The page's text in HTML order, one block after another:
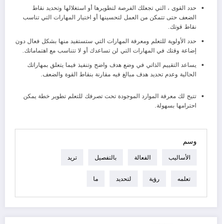
حدد القوى ، التي تجعلك الفرصة لتطويرها أو استغلالها وتحديد نقاط
الضعف حتى تتمكن من العمل لتحسينها أو اختيار المهارات التي تناسب
نقاط قوتك.
حدد الأولوية للتعلم ومعرفة المهارات التي ستستفيد منها بشكل فعال دون
إضاعة وقتك في المهارات التي لن تساعدك أو لا تتناسب مع اهتماماتك.
يساعد التقييم الذاتي في وضع هدف واضح وتنفيذ فيما يتعلق بمهاراتك
الحالية وعدم تحديد هدف مبالغ فيه مقارنة بنقاط القوة والضعف.
تتيح لك معرفة الموارد الموجودة تحت تصرفك للتعلم تطوير خطة يمكن
احترامها بسهولة.
وسم
الأساليب الفعالة بالتفصيل تريد
تعلمه رؤية لتحديد ما